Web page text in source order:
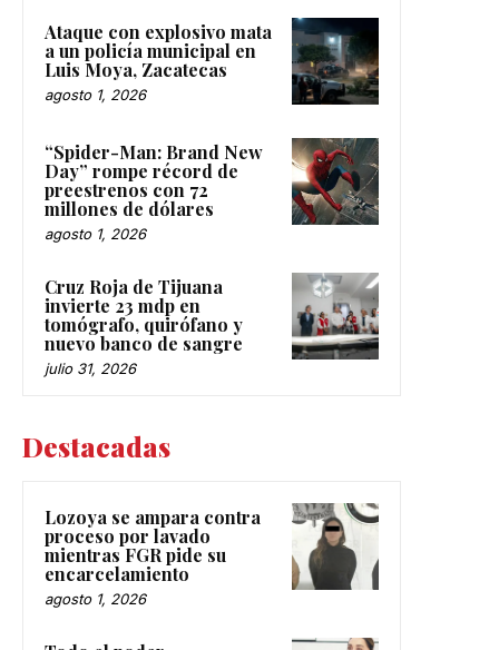
Ataque con explosivo mata
a un policía municipal en
Luis Moya, Zacatecas
agosto 1, 2026
“Spider-Man: Brand New
Day” rompe récord de
preestrenos con 72
millones de dólares
agosto 1, 2026
Cruz Roja de Tijuana
invierte 23 mdp en
tomógrafo, quirófano y
nuevo banco de sangre
julio 31, 2026
Destacadas
Lozoya se ampara contra
proceso por lavado
mientras FGR pide su
encarcelamiento
agosto 1, 2026